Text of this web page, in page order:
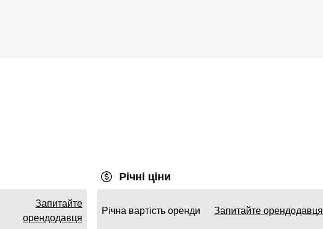
Запитайте
орендодавця
Річні ціни
Річна вартість оренди Запитайте орендодавця